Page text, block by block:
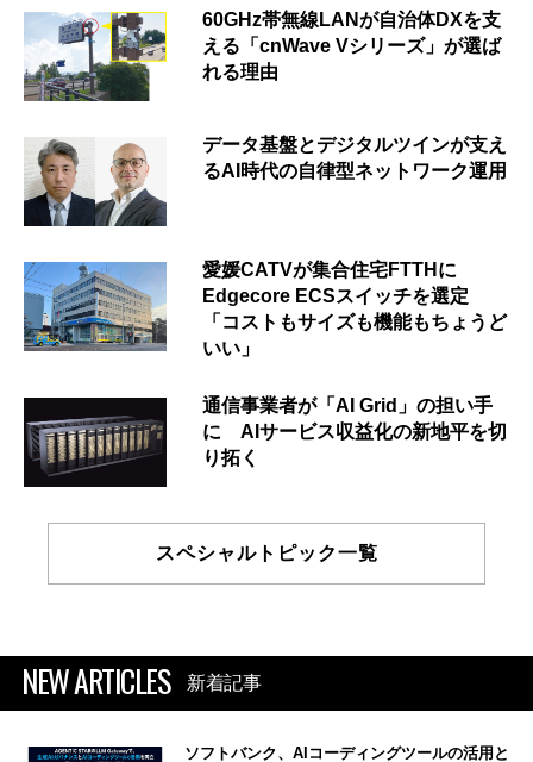
60GHz帯無線LANが自治体DXを支
える「cnWave Vシリーズ」が選ば
れる理由
データ基盤とデジタルツインが支え
るAI時代の自律型ネットワーク運用
愛媛CATVが集合住宅FTTHに
Edgecore ECSスイッチを選定
「コストもサイズも機能もちょうど
いい」
通信事業者が「AI Grid」の担い手
に AIサービス収益化の新地平を切
り拓く
スペシャルトピック一覧
NEW ARTICLES 新着記事
ソフトバンク、AIコーディングツールの活用と